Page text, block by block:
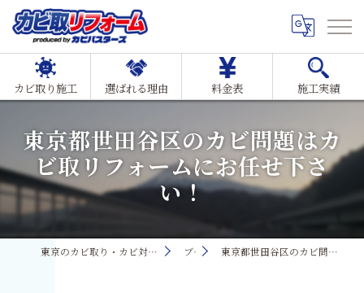
カビ取り施工 選ばれる理由 料金表 施工実績
東京都世田谷区のカビ問題はカ
ビ取リフォームにお任せ下さ
い！
東京のカビ取り・カビ対策ならMIST工法®カビ取リフォーム ブログ 東京都世田谷区のカビ問題はカビ取リフォームにお任せ下さい！